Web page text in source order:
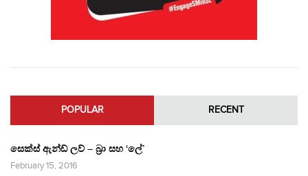
POPULAR RECENT
සෙක්ස් ඇන්ඩ් ලව් – බ්‍රා සහ ‘ලේ’
February 15, 2016